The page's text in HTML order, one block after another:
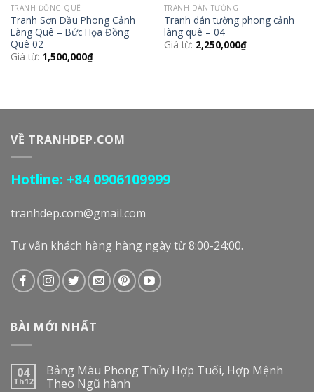
TRANH ĐỒNG QUÊ
Tranh Sơn Dầu Phong Cảnh
Làng Quê – Bức Họa Đồng
Quê 02
Giá từ: 1,500,000₫
TRANH DÁN TƯỜNG
Tranh dán tường phong cảnh
làng quê – 04
Giá từ: 2,250,000₫
VỀ TRANHDEP.COM
Hotline: +84 0906109999
tranhdep.com@gmail.com
Tư vấn khách hàng hàng ngày từ 8:00-24:00.
BÀI MỚI NHẤT
04
Th12
Bảng Màu Phong Thủy Hợp Tuổi, Hợp Mệnh
Theo Ngũ hành